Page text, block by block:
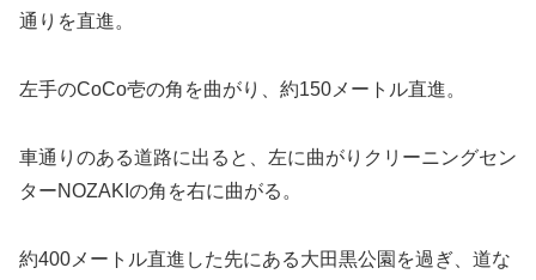
通りを直進。
左手のCoCo壱の角を曲がり、約150メートル直進。
車通りのある道路に出ると、左に曲がりクリーニングセン
ターNOZAKIの角を右に曲がる。
約400メートル直進した先にある大田黒公園を過ぎ、道な